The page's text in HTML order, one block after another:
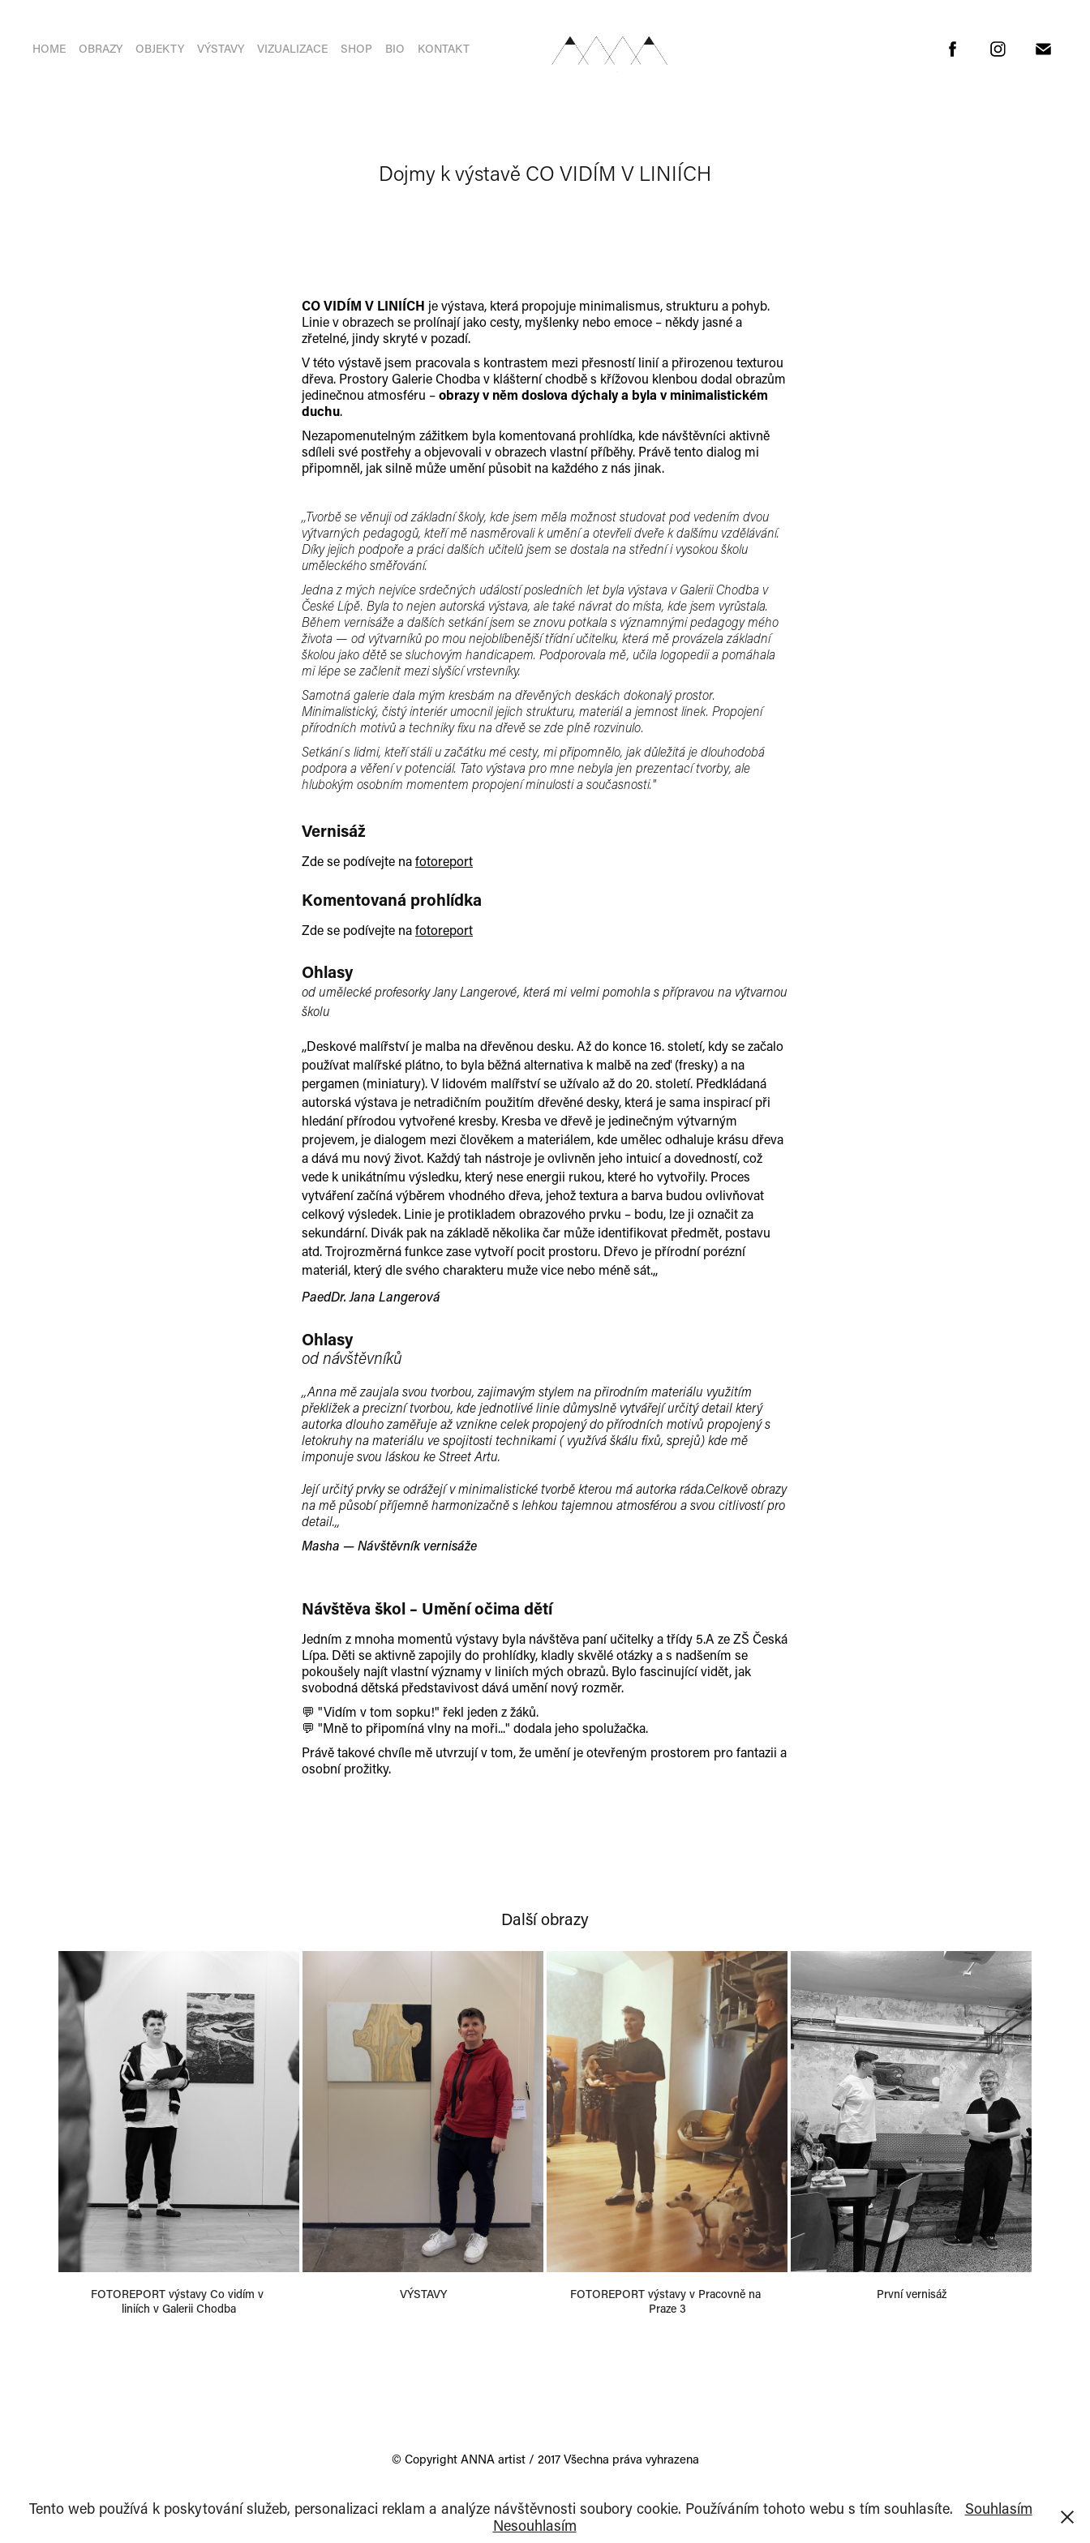
HOME OBRAZY OBJEKTY VÝSTAVY VIZUALIZACE SHOP BIO KONTAKT
Dojmy k výstavě CO VIDÍM V LINIÍCH
CO VIDÍM V LINIÍCH je výstava, která propojuje minimalismus, strukturu a pohyb.
Linie v obrazech se prolínají jako cesty, myšlenky nebo emoce – někdy jasné a
zřetelné, jindy skryté v pozadí.
V této výstavě jsem pracovala s kontrastem mezi přesností linií a přirozenou texturou
dřeva. Prostory Galerie Chodba v klášterní chodbě s křížovou klenbou dodal obrazům
jedinečnou atmosféru –obrazy v něm doslova dýchaly a byla v minimalistickém
duchu.
Nezapomenutelným zážitkem byla komentovaná prohlídka, kde návštěvníci aktivně
sdíleli své postřehy a objevovali v obrazech vlastní příběhy. Právě tento dialog mi
připomněl, jak silně může umění působit na každého z nás jinak.
,,Tvorbě se věnuji od základní školy, kde jsem měla možnost studovat pod vedením dvou
výtvarných pedagogů, kteří mě nasměrovali k umění a otevřeli dveře k dalšímu vzdělávání.
Díky jejich podpoře a práci dalších učitelů jsem se dostala na střední i vysokou školu
uměleckého směřování.
Jedna z mých nejvíce srdečných událostí posledních let byla výstava v Galerii Chodba v
České Lípě. Byla to nejen autorská výstava, ale také návrat do místa, kde jsem vyrůstala.
Během vernisáže a dalších setkání jsem se znovu potkala s významnými pedagogy mého
života — od výtvarníků po mou nejoblíbenější třídní učitelku, která mě provázela základní
školou jako dětě se sluchovým handicapem. Podporovala mě, učila logopedii a pomáhala
mi lépe se začlenit mezi slyšící vrstevníky.
Samotná galerie dala mým kresbám na dřevěných deskách dokonalý prostor.
Minimalistický, čistý interiér umocnil jejich strukturu, materiál a jemnost linek. Propojení
přírodních motivů a techniky fixu na dřevě se zde plně rozvinulo.
Setkání s lidmi, kteří stáli u začátku mé cesty, mi připomnělo, jak důležitá je dlouhodobá
podpora a věření v potenciál. Tato výstava pro mne nebyla jen prezentací tvorby, ale
hlubokým osobním momentem propojení minulosti a současnosti.''
Vernisáž
Zde se podívejte nafotoreport
Komentovaná prohlídka
Zde se podívejte nafotoreport
Ohlasy
od umělecké profesorky Jany Langerové, která mi velmi pomohla s přípravou na výtvarnou
školu
,,Deskové malířství je malba na dřevěnou desku. Až do konce 16. století, kdy se začalo
používat malířské plátno, to byla běžná alternativa k malbě na zeď (fresky) a na
pergamen (miniatury). V lidovém malířství se užívalo až do 20. století. Předkládaná
autorská výstava je netradičním použitím dřevěné desky, která je sama inspirací při
hledání přírodou vytvořené kresby. Kresba ve dřevě je jedinečným výtvarným
projevem, je dialogem mezi člověkem a materiálem, kde umělec odhaluje krásu dřeva
a dává mu nový život. Každý tah nástroje je ovlivněn jeho intuicí a dovedností, což
vede k unikátnímu výsledku, který nese energii rukou, které ho vytvořily. Proces
vytváření začíná výběrem vhodného dřeva, jehož textura a barva budou ovlivňovat
celkový výsledek. Linie je protikladem obrazového prvku – bodu, lze ji označit za
sekundární. Divák pak na základě několika čar může identifikovat předmět, postavu
atd. Trojrozměrná funkce zase vytvoří pocit prostoru. Dřevo je přírodní porézní
materiál, který dle svého charakteru muže vice nebo méně sát.,,
PaedDr. Jana Langerová
Ohlasy
od návštěvníků
,,Anna mě zaujala svou tvorbou, zajimavým stylem na přirodním materiálu využitím
překližek a precizní tvorbou, kde jednotlivé linie důmyslně vytvářejí určitý detail který
autorka dlouho zaměřuje až vznikne celek propojený do přírodních motivů propojený s
letokruhy na materiálu ve spojitosti technikami ( využívá škálu fixů, sprejů) kde mě
imponuje svou láskou ke Street Artu.
Její určitý prvky se odrážejí v minimalistické tvorbě kterou má autorka ráda.Celkově obrazy
na mě působí příjemně harmonizačně s lehkou tajemnou atmosférou a svou citlivostí pro
detail.,,
Masha — Návštěvník vernisáže
Návštěva škol – Umění očima dětí
Jedním z mnoha momentů výstavy byla návštěva paní učitelky a třídy 5.A ze ZŠ Česká
Lípa. Děti se aktivně zapojily do prohlídky, kladly skvělé otázky a s nadšením se
pokoušely najít vlastní významy v liniích mých obrazů. Bylo fascinující vidět, jak
svobodná dětská představivost dává umění nový rozměr.
💬 "Vidím v tom sopku!" řekl jeden z žáků.
💬 "Mně to připomíná vlny na moři..." dodala jeho spolužačka.
Právě takové chvíle mě utvrzují v tom, že umění je otevřeným prostorem pro fantazii a
osobní prožitky.
Další obrazy
FOTOREPORT výstavy Co vidím v
liniích v Galerii Chodba
VÝSTAVY
FOTOREPORT výstavy v Pracovně na
Praze 3
První vernisáž
© Copyright ANNA artist / 2017Všechna práva vyhrazena
Tento web používá k poskytování služeb, personalizaci reklam a analýze návštěvnosti soubory cookie. Používáním tohoto webu s tím souhlasíte.
Souhlasím
Nesouhlasím